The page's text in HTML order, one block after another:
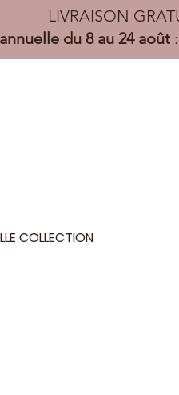
LIVRAISON
du 8 au 24 août:
COLLECTION